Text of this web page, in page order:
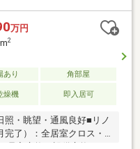
様、全居室バルコニー
から東京スカイツリーと
天候等による)・ペット
有)・コンシェルジュサー
歩1分(約10m)■ ご希望の
す ━━━━━・・・物件の
い合わせください。
万円
2
あり
角部屋
燥機 即入居可
照・眺望・通風良好■リノ
了）：全居室クロス・